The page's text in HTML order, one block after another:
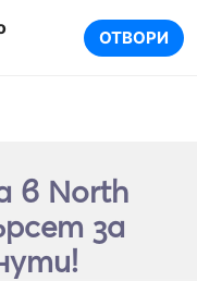
ОТВОРИ
в North
за